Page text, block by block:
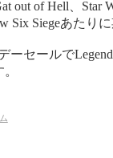
out of Hell、Star
Six Siegeあたりに
ーセールで